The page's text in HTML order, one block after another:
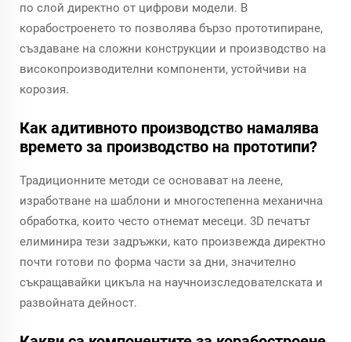
по слой директно от цифрови модели. В
корабостроенето то позволява бързо прототипиране,
създаване на сложни конструкции и производство на
високопроизводителни компоненти, устойчиви на
корозия.
Как адитивното производство намалява
времето за производство на прототипи?
Традиционните методи се основават на леене,
изработване на шаблони и многостепенна механична
обработка, които често отнемат месеци. 3D печатът
елиминира тези задръжки, като произвежда директно
почти готови по форма части за дни, значително
съкращавайки цикъла на научноизследователската и
развойната дейност.